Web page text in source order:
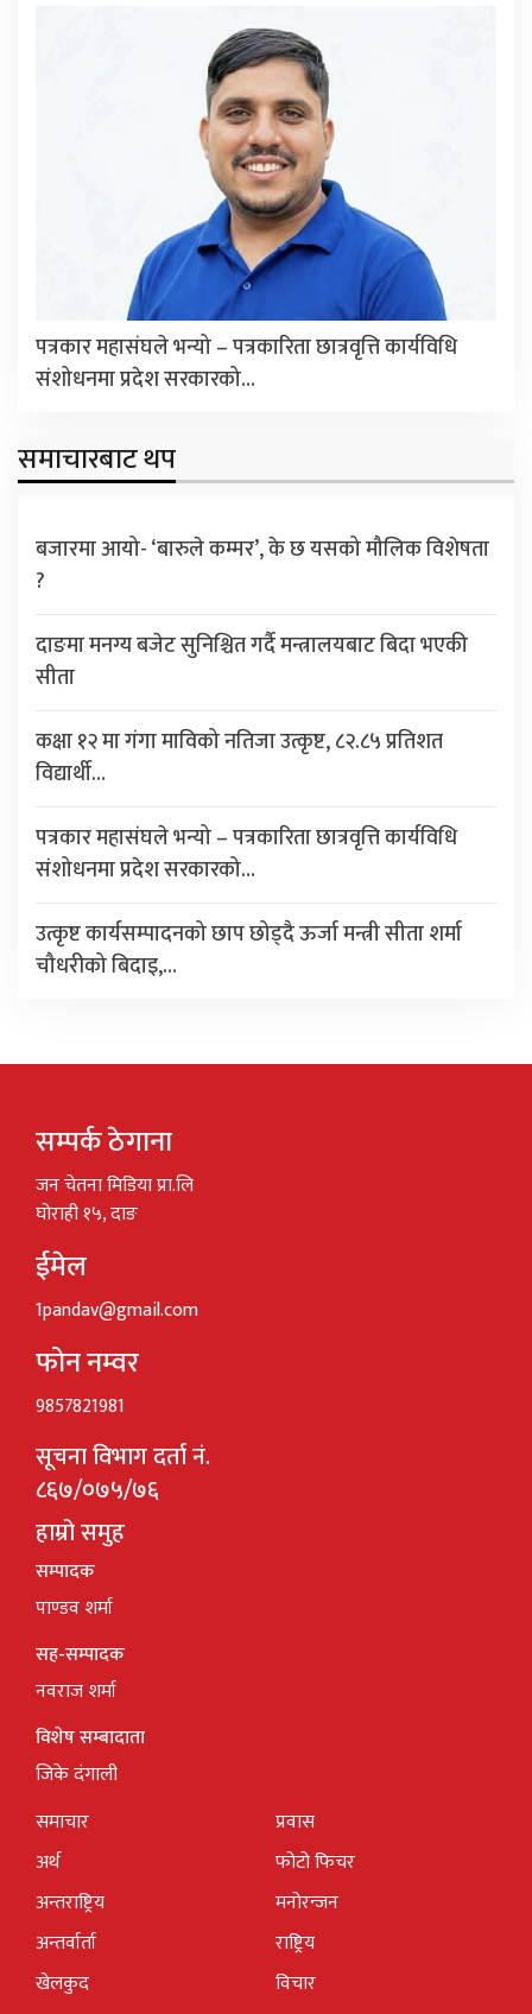
पत्रकार महासंघले भन्यो – पत्रकारिता छात्रवृत्ति कार्यविधि
संशोधनमा प्रदेश सरकारको…
समाचारबाट थप
बजारमा आयो- ‘बारुले कम्मर’, के छ यसको मौलिक विशेषता
?
दाङमा मनग्य बजेट सुनिश्चित गर्दै मन्त्रालयबाट बिदा भएकी
सीता
कक्षा १२ मा गंगा माविको नतिजा उत्कृष्ट, ८२.८५ प्रतिशत
विद्यार्थी…
पत्रकार महासंघले भन्यो – पत्रकारिता छात्रवृत्ति कार्यविधि
संशोधनमा प्रदेश सरकारको…
उत्कृष्ट कार्यसम्पादनको छाप छोड्दै ऊर्जा मन्त्री सीता शर्मा
चौधरीको बिदाइ,…
सम्पर्क ठेगाना
जन चेतना मिडिया प्रा.लि
घोराही १५, दाङ
ईमेल
1pandav@gmail.com
फोन नम्वर
9857821981
सूचना विभाग दर्ता नं.
८६७/०७५/७६
हाम्रो समुह
सम्पादक
पाण्डव शर्मा
सह-सम्पादक
नवराज शर्मा
विशेष सम्बादाता
जिके दंगाली
समाचार
अर्थ
अन्तराष्ट्रिय
अन्तर्वार्ता
खेलकुद
प्रवास
फोटो फिचर
मनोरन्जन
राष्ट्रिय
विचार